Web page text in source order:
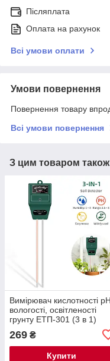
Післяплата
Оплата на рахунок
Всі умови оплати
Умови повернення
Повернення товару
Всі умови повернення
З цим товаром
Вимірювач кислотності pH,
вологості, освітленості
грунту ЕТП-301 (3 в 1)
269 ₴
Купити